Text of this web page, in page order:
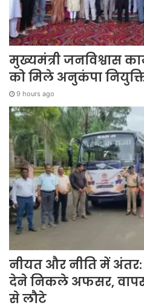
मुख्यमंत्री जनविश्वास
को मिले अनुकंपा
9 hours ago
नीयत और नीति में
देने निकले अफसर,
से लौटे